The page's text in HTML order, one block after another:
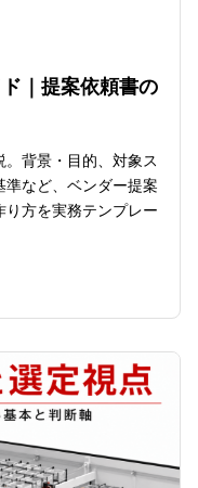
｜提案依頼書の
背景・目的、対象ス
準など、ベンダー提案
り方を実務テンプレー